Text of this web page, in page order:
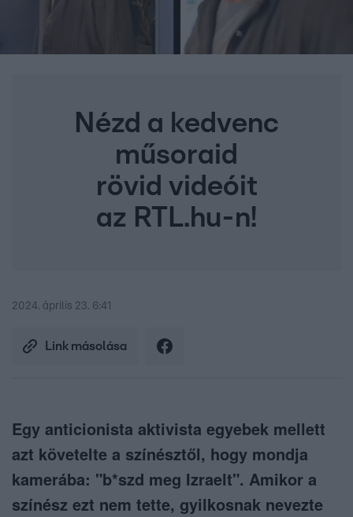
Nézd a kedvenc
műsoraid
rövid videóit
az RTL.hu-n!
2024. április 23. 6:41
Link másolása
Egy anticionista aktivista egyebek mellett
azt követelte a színésztől, hogy mondja
kamerába: "b*szd meg Izraelt". Amikor a
színész ezt nem tette, gyilkosnak nevezte